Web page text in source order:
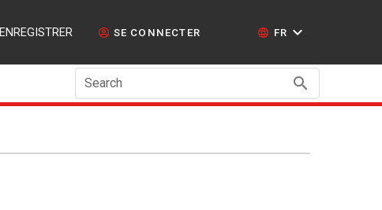
ENREGISTRER SE CONNECTER FR
Search